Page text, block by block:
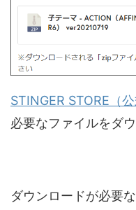
STINGER STORE（公
必要なファイルをダ
ダウンロードが必要